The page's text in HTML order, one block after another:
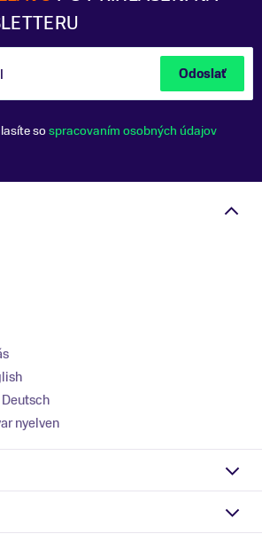
Odoslať
sospracovaním osobných údajov
nyelven